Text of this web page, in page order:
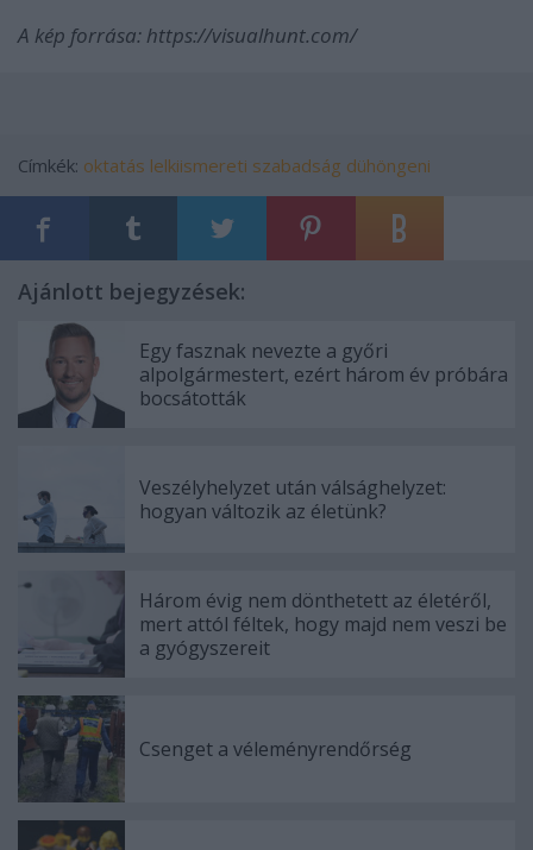
A kép forrása: https://visualhunt.com/
Címkék: oktatás lelkiismereti szabadság dühöngeni
Ajánlott bejegyzések:
Egy fasznak nevezte a győri
alpolgármestert, ezért három év próbára
bocsátották
Veszélyhelyzet után válsághelyzet:
hogyan változik az életünk?
Három évig nem dönthetett az életéről,
mert attól féltek, hogy majd nem veszi be
a gyógyszereit
Csenget a véleményrendőrség